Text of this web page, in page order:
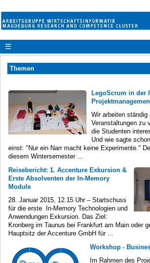
☰
Themen
LegoScrum in der
Wir arbeiten ständig
Veranstaltungen zu
die Studenten
Und wie sagte
einst: "Nur ein Narr macht keine Experimente."
diesem Wintersemester ...
Reisebericht: 1. Accenture Exkursion &
Erste Absolventen der In-Memory
Module
28. Januar 2015, 12.15 Uhr – Startschuss
für die erste In-Memory Technologien und
Anwendungen Exkursion. Das Ziel:
Kronberg im Taunus bei Frankfurt am Main oder
Hauptsitz der Accenture GmbH für ...
Workshop -
Im Rahmen des